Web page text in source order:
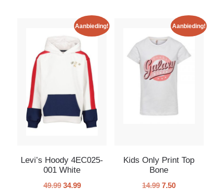
Aanbieding!
Levi’s Hoody 4EC025-
001 White
49.99 34.99
Aanbieding!
Kids Only Print Top
Bone
14.99 7.50